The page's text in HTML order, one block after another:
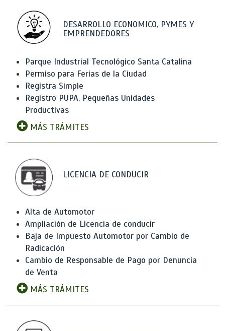
DESARROLLO ECONOMICO, PYMES Y
EMPRENDEDORES
Parque Industrial Tecnológico Santa Catalina
Permiso para Ferias de la Ciudad
Registra Simple
Registro PUPA. Pequeñas Unidades
Productivas
MÁS TRÁMITES
LICENCIA DE CONDUCIR
Alta de Automotor
Ampliación de Licencia de conducir
Baja de Impuesto Automotor por Cambio de
Radicación
Cambio de Responsable de Pago por Denuncia
de Venta
MÁS TRÁMITES